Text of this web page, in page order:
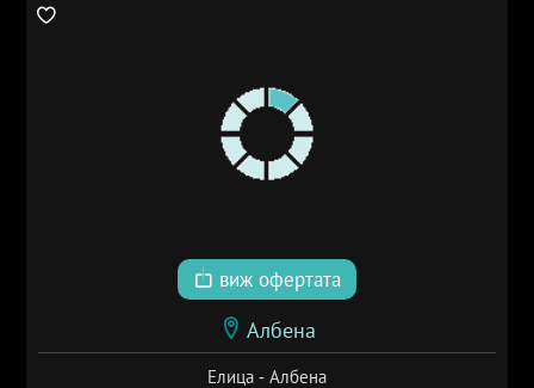
виж офертата
Албена
Елица - Албена